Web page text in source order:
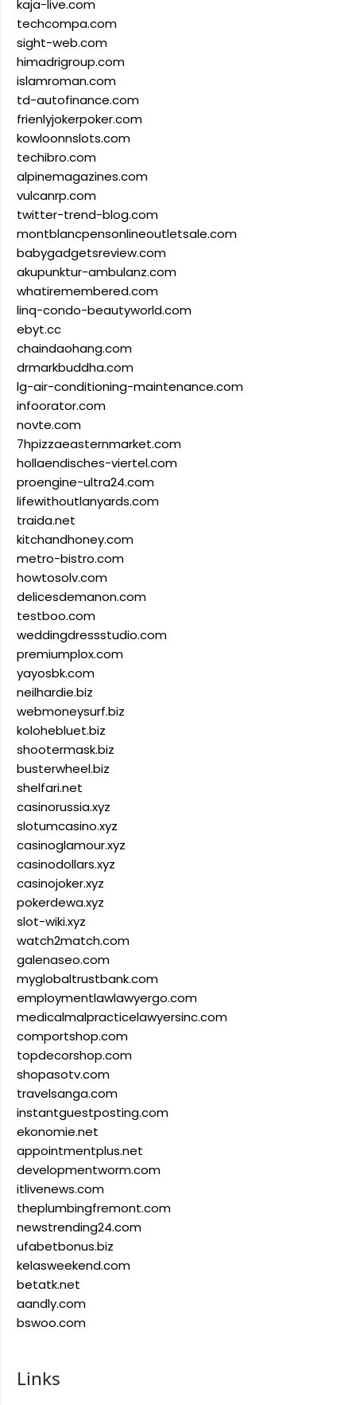
kaja-live.com
techcompa.com
sight-web.com
himadrigroup.com
islamroman.com
td-autofinance.com
frienlyjokerpoker.com
kowloonnslots.com
techibro.com
alpinemagazines.com
vulcanrp.com
twitter-trend-blog.com
montblancpensonlineoutletsale.com
babygadgetsreview.com
akupunktur-ambulanz.com
whatiremembered.com
linq-condo-beautyworld.com
ebyt.cc
chaindaohang.com
drmarkbuddha.com
lg-air-conditioning-maintenance.com
infoorator.com
novte.com
7hpizzaeasternmarket.com
hollaendisches-viertel.com
proengine-ultra24.com
lifewithoutlanyards.com
traida.net
kitchandhoney.com
metro-bistro.com
howtosolv.com
delicesdemanon.com
testboo.com
weddingdressstudio.com
premiumplox.com
yayosbk.com
neilhardie.biz
webmoneysurf.biz
kolohebluet.biz
shootermask.biz
busterwheel.biz
shelfari.net
casinorussia.xyz
slotumcasino.xyz
casinoglamour.xyz
casinodollars.xyz
casinojoker.xyz
pokerdewa.xyz
slot-wiki.xyz
watch2match.com
galenaseo.com
myglobaltrustbank.com
employmentlawlawyergo.com
medicalmalpracticelawyersinc.com
comportshop.com
topdecorshop.com
shopasotv.com
travelsanga.com
instantguestposting.com
ekonomie.net
appointmentplus.net
developmentworm.com
itlivenews.com
theplumbingfremont.com
newstrending24.com
ufabetbonus.biz
kelasweekend.com
betatk.net
aandly.com
bswoo.com
Links